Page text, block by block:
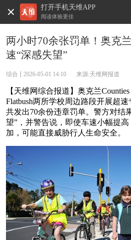
打开手机天维APP
阅读体验更佳
天维新闻
两小时70余张罚单！奥克
速“深感失望”
综合 2026-05-01 14:10 来源:天维网报道
【天维网综合报道】奥克兰
Flatbush两所学校周边路段开展超
共发出70余份违章罚单。警方对结
望”，并警告说，即使车速小幅提
加，可能直接威胁行人生命安全。